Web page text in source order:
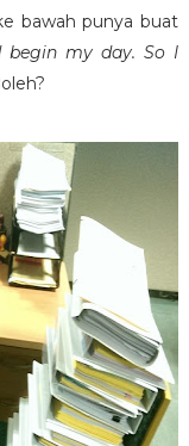
bawah punya buat
my day. So I